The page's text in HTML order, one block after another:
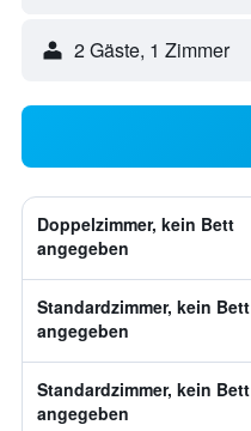
2 Gäste, 1 Zimmer
Doppelzimmer, kein Bett
angegeben
Standardzimmer, kein Bett
angegeben
Standardzimmer, kein Bett
angegeben